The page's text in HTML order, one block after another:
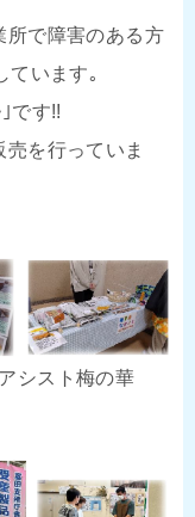
所で障害のある方
ています｡
です!!
を行っていま
シスト梅の華